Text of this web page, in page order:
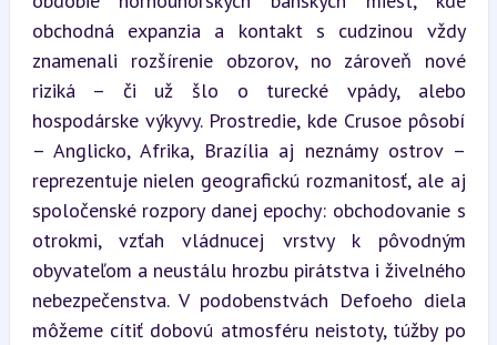
obchodná expanzia a kontakt s cudzinou vždy
znamenali rozšírenie obzorov, no zároveň nové
riziká – či už šlo o turecké vpády, alebo
hospodárske výkyvy. Prostredie, kde Crusoe pôsobí
– Anglicko, Afrika, Brazília aj neznámy ostrov –
reprezentuje nielen geografickú rozmanitosť, ale aj
spoločenské rozpory danej epochy: obchodovanie s
otrokmi, vzťah vládnucej vrstvy k pôvodným
obyvateľom a neustálu hrozbu pirátstva i živelného
nebezpečenstva. V podobenstvách Defoeho diela
môžeme cítiť dobovú atmosféru neistoty, túžby po